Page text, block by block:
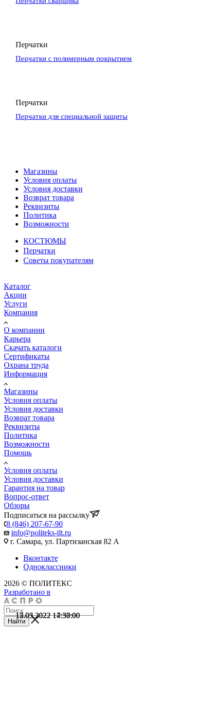
17.05.2022 14:35:00
15.05.2022 17:50:00
12.03.2022 17:37:00
Перчатки
Перчатки с полимерным покрытием
Перчатки
Перчатки для специальной защиты
Магазины
Условия оплаты
Условия доставки
Возврат товара
Реквизиты
Политика
Возможности
КОСТЮМЫ
Перчатки
Советы покупателям
Каталог
Акции
Услуги
Компания
О компании
Карьера
Cкачать каталоги
Сертификаты
Охрана труда
Информация
Магазины
Условия оплаты
Условия доставки
Возврат товара
Реквизиты
Политика
Возможности
Помощь
Условия оплаты
Условия доставки
Гарантия на товар
Вопрос-ответ
Обзоры
Подписаться на рассылку
8 (846) 207-67-90
info@politeks-tlt.ru
г. Самара, ул. Партизанская 82 А
Вконтакте
Одноклассники
2026 © ПОЛИТЕКС
Разработано в
Найти